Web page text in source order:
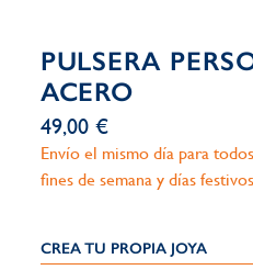
PULSERA
ACERO
49,00 €
Envío el mismo día para
fines de semana y días
CREA TU PROPIA JOYA